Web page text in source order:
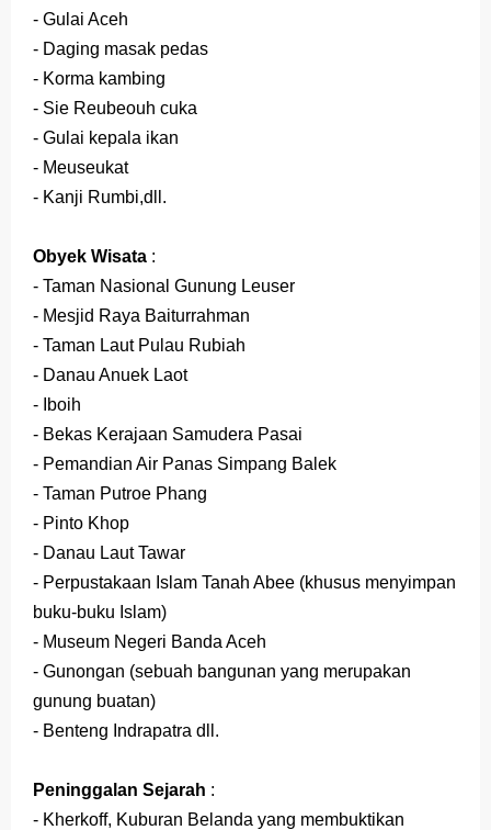
- Gulai Aceh
- Daging masak pedas
- Korma kambing
- Sie Reubeouh cuka
- Gulai kepala ikan
- Meuseukat
- Kanji Rumbi,dll.
Obyek Wisata :
- Taman Nasional Gunung Leuser
- Mesjid Raya Baiturrahman
- Taman Laut Pulau Rubiah
- Danau Anuek Laot
- Iboih
- Bekas Kerajaan Samudera Pasai
- Pemandian Air Panas Simpang Balek
- Taman Putroe Phang
- Pinto Khop
- Danau Laut Tawar
- Perpustakaan Islam Tanah Abee (khusus menyimpan
buku-buku Islam)
- Museum Negeri Banda Aceh
- Gunongan (sebuah bangunan yang merupakan
gunung buatan)
- Benteng Indrapatra dll.
Peninggalan Sejarah :
- Kherkoff, Kuburan Belanda yang membuktikan